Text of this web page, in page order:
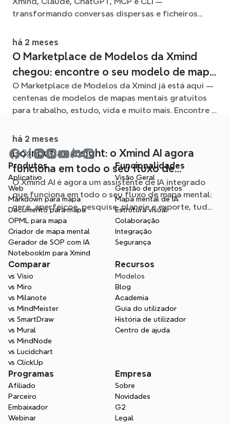
transformando conversas dispersas e ficheiros
há 2 meses
O Marketplace de Modelos da Xmind
chegou: encontre o seu modelo de mapa
mental para qualquer situação
O Marketplace de Modelos da Xmind já está aqui —
centenas de modelos de mapas mentais gratuitos
para trabalho, estudo, vida e muito mais. Encontre o
há 2 meses
Do input ao insight: o Xmind AI agora
funciona em todo o seu fluxo de
trabalho de mapas mentais
O Xmind AI é agora um assistente de IA integrado
que funciona em todo o seu fluxo de mapa mental:
gere, aperfeiçoe, pesquise, planeie e exporte, tudo
sem sair do seu Mapa.
Produtos
Aplicativo
Web
Markdown para mapa
Documento para mapa
OPML para mapa
Criador de mapa mental
Gerador de SOP com IA
Notebooklm para Xmind
Funcionalidades
Visão Geral
Gestão de projetos
Mapa mental de IA
Estrutura visual
Colaboração
Integração
Segurança
Comparar
vs Visio
vs Miro
vs Milanote
vs MindMeister
vs SmartDraw
vs Mural
vs MindNode
vs Lucidchart
vs ClickUp
Recursos
Modelos
Blog
Academia
Guia do utilizador
História de utilizador
Centro de ajuda
Programas
Afiliado
Parceiro
Embaixador
Webinar
Empresa
Sobre
Novidades
G2
Legal